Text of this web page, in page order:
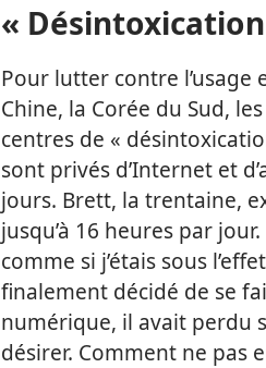
«
Pour lutter contre l’usage
Chine, la Corée du Sud,
centres de «
sont privés d’Internet et
jours. Brett, la trentaine,
jusqu’à 16 heures par
comme si j’étais sous
finalement décidé de se
numérique, il avait perdu
désirer. Comment ne pas